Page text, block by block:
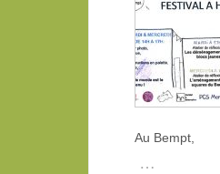
Au Bempt,
…